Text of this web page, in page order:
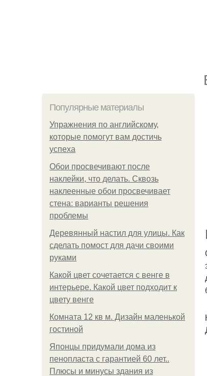
Популярные материалы
Упражнения по английскому,
которые помогут вам достичь
успеха
Обои просвечивают после
наклейки, что делать. Сквозь
наклеенные обои просвечивает
стена: варианты решения
проблемы
Деревянный настил для улицы. Как
сделать помост для дачи своими
руками
Какой цвет сочетается с венге в
интерьере. Какой цвет подходит к
цвету венге
Комната 12 кв м. Дизайн маленькой
гостиной
Японцы придумали дома из
пенопласта с гарантией 60 лет..
Плюсы и минусы здания из